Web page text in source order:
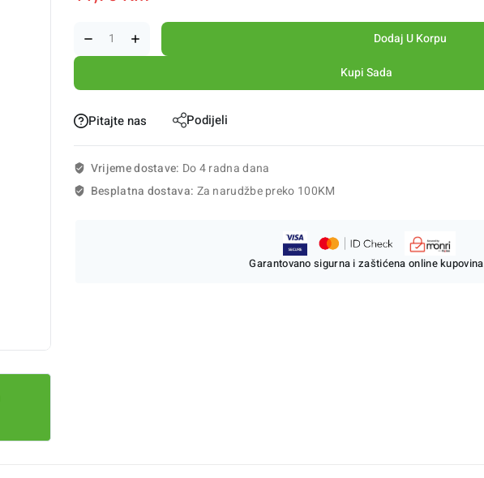
Dodaj U Korpu
Kupi Sada
Pitajte nas Podijeli
Vrijeme dostave: Do 4 radna dana
Besplatna dostava: Za narudžbe preko 100KM
Garantovano sigurna i zaštićena online kupovina